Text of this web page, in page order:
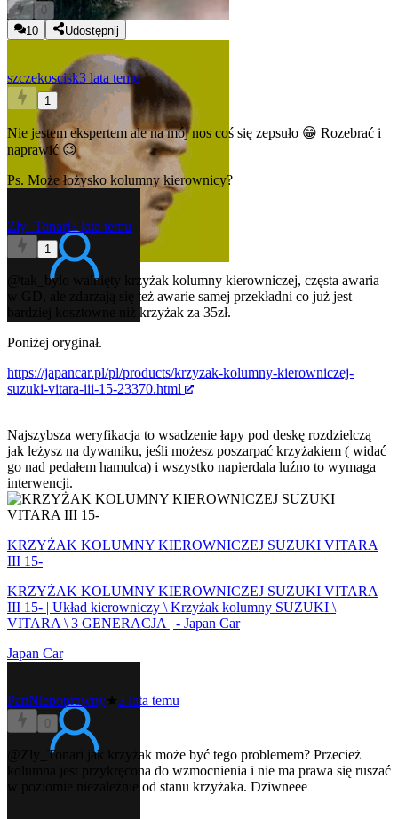
0
10
Udostępnij
szczekoscisk3 lata temu
1
Nie jestem ekspertem ale na mój nos coś się zepsuło 😁 Rozebrać i
naprawić 😉
Ps. Może łożysko kolumny kierownicy?
Zly_Tonari3 lata temu
1
@tak_bylo
walnięty krzyżak kolumny kierowniczej, częsta awaria
w GD, ale zdarzają się też awarie samej przekładni co już jest
bardziej kosztowne niż krzyżak za 35zł.
Poniżej oryginał.
https://japancar.pl/pl/products/krzyzak-kolumny-kierowniczej-
suzuki-vitara-iii-15-23370.html
Najszybsza weryfikacja to wsadzenie łapy pod deskę rozdzielczą
jak leżysz na dywaniku, jeśli możesz poszarpać krzyżakiem ( widać
go nad pedałem hamulca) i wszystko napierdala luźno to wymaga
interwencji.
KRZYŻAK KOLUMNY KIEROWNICZEJ SUZUKI VITARA
III 15-
KRZYŻAK KOLUMNY KIEROWNICZEJ SUZUKI VITARA
III 15- | Układ kierowniczy \ Krzyżak kolumny SUZUKI \
VITARA \ 3 GENERACJA | - Japan Car
Japan Car
PanNiepoprawny 3 lata temu
0
@Zly_Tonari
jak krzyżak może być tego problemem? Przecież
kolumna jest przykręcona do wzmocnienia i nie ma prawa się ruszać
w poziomie niezależnie od stanu krzyżaka. Dziwneee